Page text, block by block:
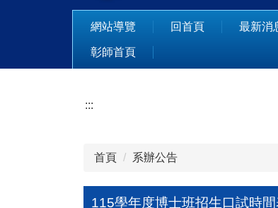
網站導覽 回首頁 最新消
彰師首頁
:::
首頁 系辦公告
115學年度博士班招生口試時間